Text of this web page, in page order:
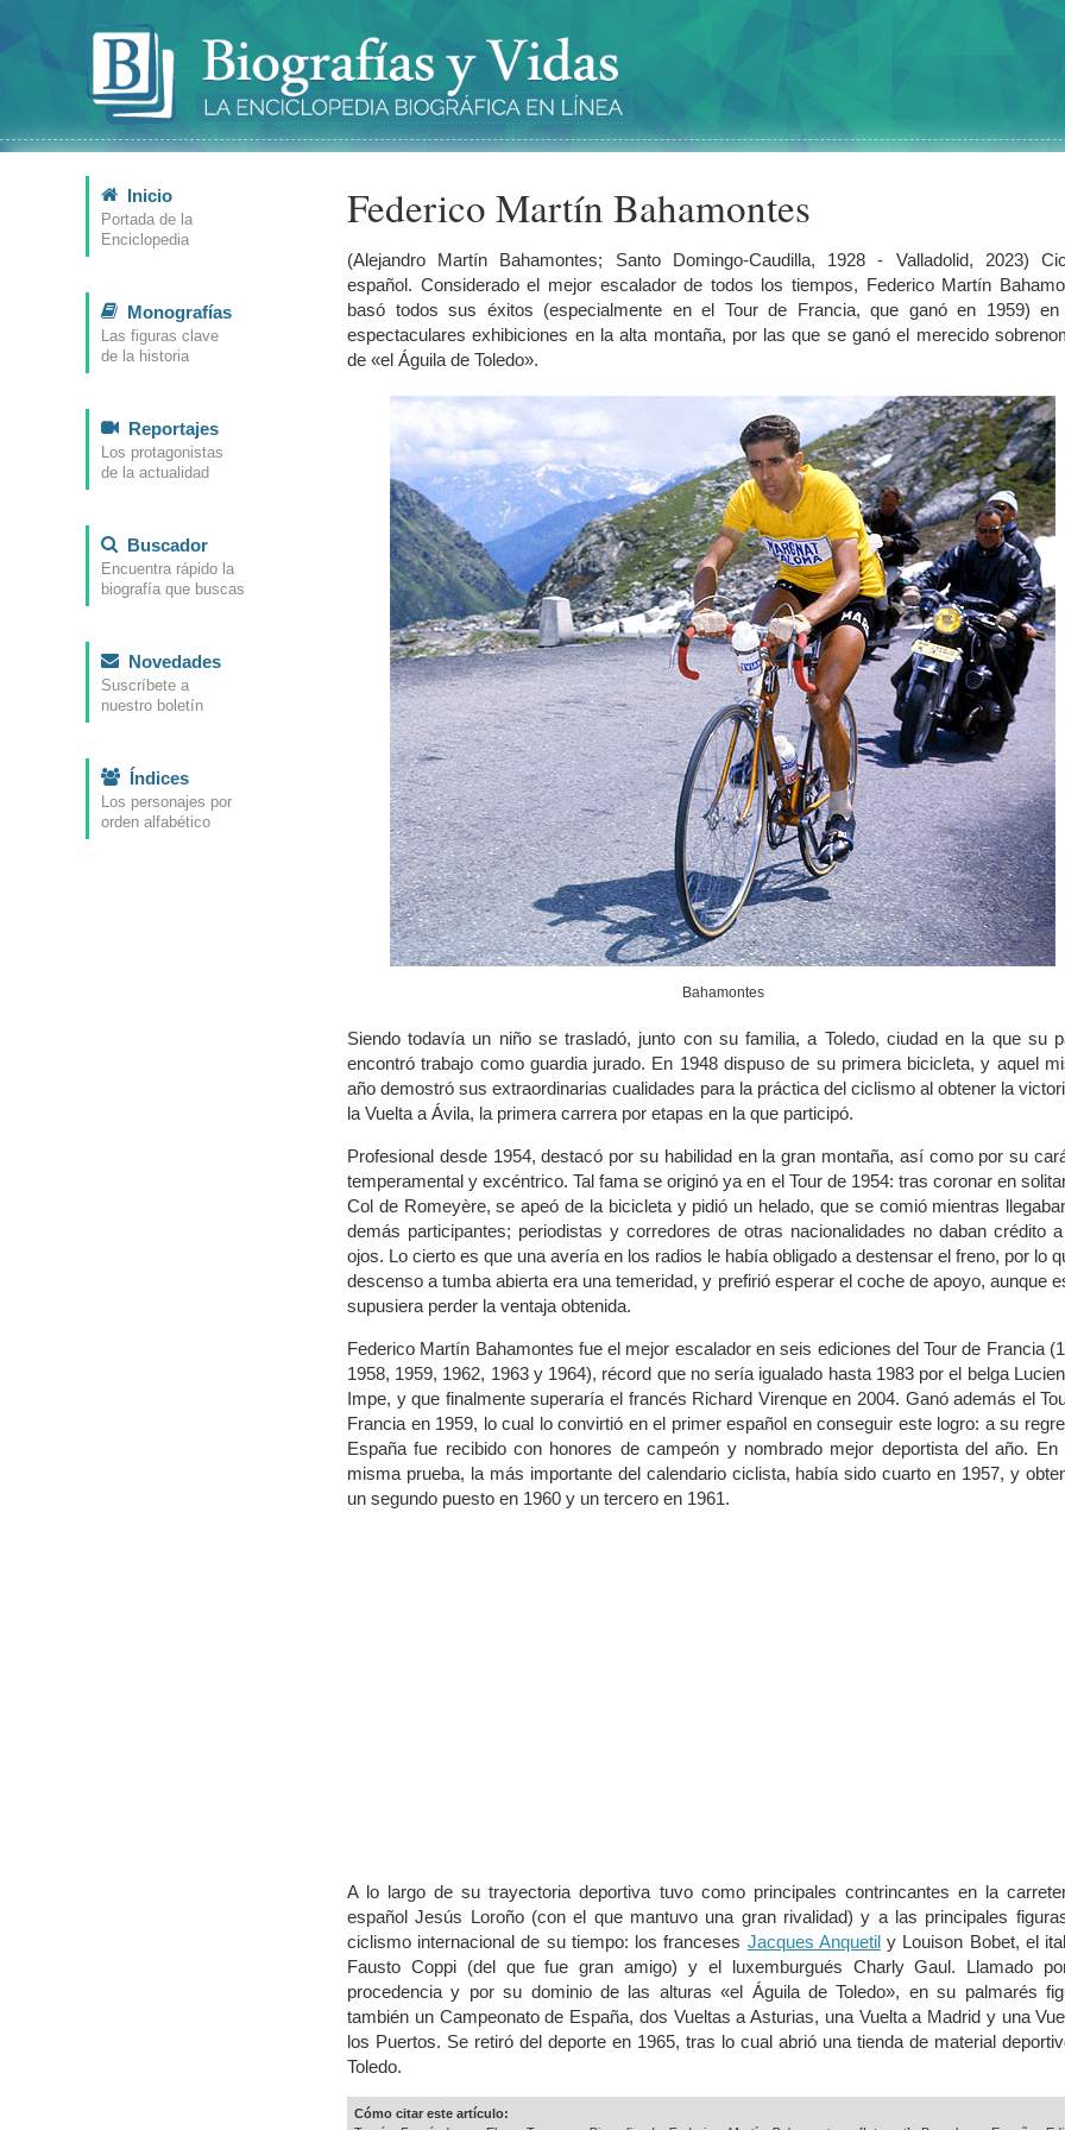
Inicio
Portada de la
Enciclopedia
Monografías
Las figuras clave
de la historia
Reportajes
Los protagonistas
de la actualidad
Buscador
Encuentra rápido la
biografía que buscas
Novedades
Suscríbete a
nuestro boletín
Índices
Los personajes por
orden alfabético
Federico Martín Bahamontes
(Alejandro Martín Bahamontes; Santo Domingo-Caudilla, 1928 - Valladolid, 2023)
español. Considerado el mejor escalador de todos los tiempos, Federico Martín
basó todos sus éxitos (especialmente en el Tour de Francia, que ganó en 1959)
espectaculares exhibiciones en la alta montaña, por las que se ganó el merecido
de «el Águila de Toledo».
Bahamontes
Siendo todavía un niño se trasladó, junto con su familia, a Toledo, ciudad en la que su
encontró trabajo como guardia jurado. En 1948 dispuso de su primera bicicleta, y aquel
año demostró sus extraordinarias cualidades para la práctica del ciclismo al obtener la
la Vuelta a Ávila, la primera carrera por etapas en la que participó.
Profesional desde 1954, destacó por su habilidad en la gran montaña, así como por su
temperamental y excéntrico. Tal fama se originó ya en el Tour de 1954: tras coronar en
Col de Romeyère, se apeó de la bicicleta y pidió un helado, que se comió mientras
demás participantes; periodistas y corredores de otras nacionalidades no daban crédito
ojos. Lo cierto es que una avería en los radios le había obligado a destensar el freno, por lo
descenso a tumba abierta era una temeridad, y prefirió esperar el coche de apoyo, aunque
supusiera perder la ventaja obtenida.
Federico Martín Bahamontes fue el mejor escalador en seis ediciones del Tour de Francia
1958, 1959, 1962, 1963 y 1964), récord que no sería igualado hasta 1983 por el belga
Impe, y que finalmente superaría el francés Richard Virenque en 2004. Ganó además el
Francia en 1959, lo cual lo convirtió en el primer español en conseguir este logro: a su
España fue recibido con honores de campeón y nombrado mejor deportista del año. En
misma prueba, la más importante del calendario ciclista, había sido cuarto en 1957, y
un segundo puesto en 1960 y un tercero en 1961.
A lo largo de su trayectoria deportiva tuvo como principales contrincantes en la
español Jesús Loroño (con el que mantuvo una gran rivalidad) y a las principales
ciclismo internacional de su tiempo: los franceses Jacques Anquetily Louison Bobet, el
Fausto Coppi (del que fue gran amigo) y el luxemburgués Charly Gaul. Llamado
procedencia y por su dominio de las alturas «el Águila de Toledo», en su palmarés
también un Campeonato de España, dos Vueltas a Asturias, una Vuelta a Madrid y una
los Puertos. Se retiró del deporte en 1965, tras lo cual abrió una tienda de material
Toledo.
Cómo citar este artículo: